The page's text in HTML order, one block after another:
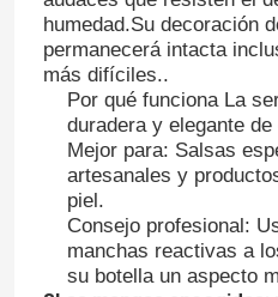
humedad.Su decoración
permanecerá intacta
más difíciles..
Por qué funciona La
duradera y elegante
Mejor para: Salsas
artesanales y
piel.
Consejo profesional:
manchas reactivas a
su botella un aspecto